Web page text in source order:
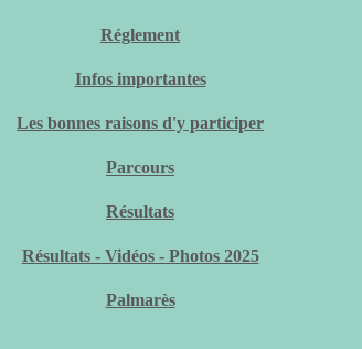
Réglement
Infos importantes
Les bonnes raisons d'y participer
Parcours
Résultats
Résultats - Vidéos - Photos 2025
Palmarès